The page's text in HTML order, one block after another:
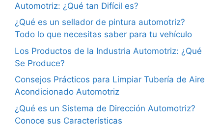
Automotriz: ¿Qué tan Difícil es?
¿Qué es un sellador de pintura automotriz?
Todo lo que necesitas saber para tu vehículo
Los Productos de la Industria Automotriz: ¿Qué
Se Produce?
Consejos Prácticos para Limpiar Tubería de Aire
Acondicionado Automotriz
¿Qué es un Sistema de Dirección Automotriz?
Conoce sus Características